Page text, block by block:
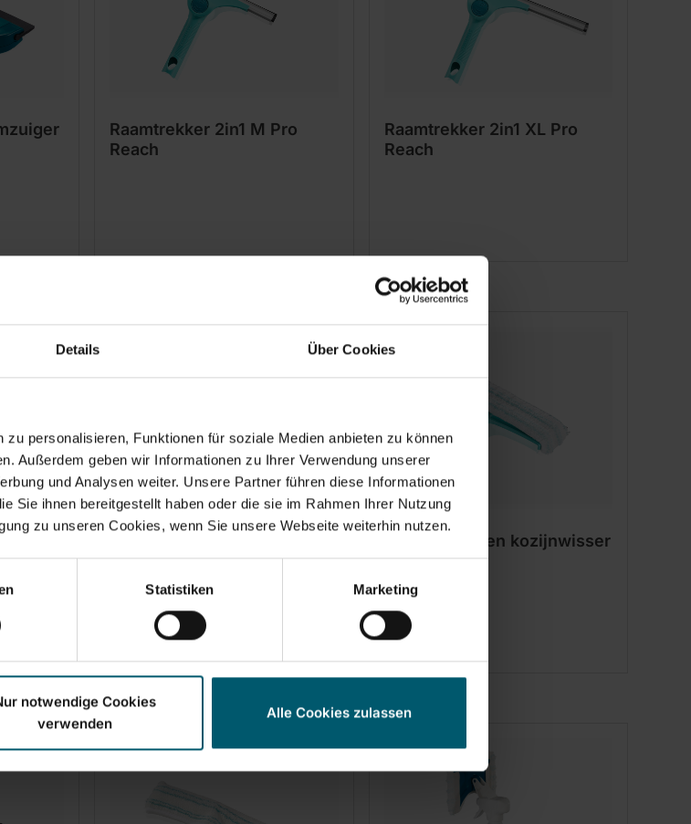
Details Über Cookies
personalisieren, Funktionen für soziale Medien anbieten zu können
Außerdem geben wir Informationen zu Ihrer Verwendung unserer
und Analysen weiter. Unsere Partner führen diese Informationen
Sie ihnen bereitgestellt haben oder die sie im Rahmen Ihrer Nutzung
zu unseren Cookies, wenn Sie unsere Webseite weiterhin nutzen.
Statistiken Marketing
notwendige Cookies
verwenden
Alle Cookies zulassen
Raamtrekker 2in1 M Pro
Reach
Raamtrekker 2in1 XL Pro
Reach
Window Slider XL
Raamwisser en kozijnwisser
4in1